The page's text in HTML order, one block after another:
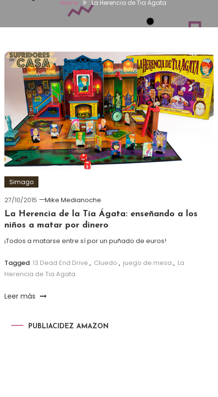
Home La Herencia de Tia Agata
Simago
27/10/2015
Mike Medianoche
La Herencia de la Tía Ágata: enseñando a los
niños a matar por dinero
¡Todos a matarse entre sí por un puñado de euros!
Tagged 13 Dead End Drive , Cluedo , juego de mesa , La
Herencia de Tia Agata
Leer más
PUBLIACIDEZ AMAZON